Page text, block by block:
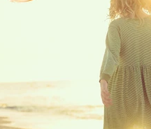
Achtsamkeit im
Podcast mit mir ❤️